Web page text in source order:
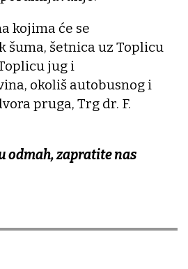
kojima će se
šuma, šetnica uz Toplicu
jug i
okoliš autobusnog i
pruga, Trg dr. F.
odmah, zapratite nas